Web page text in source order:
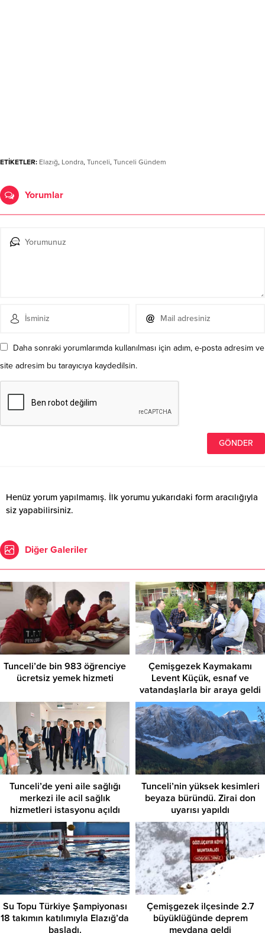
ETİKETLER: Elazığ, Londra, Tunceli, Tunceli Gündem
Yorumlar
Daha sonraki yorumlarımda kullanılması için adım, e-posta adresim ve
site adresim bu tarayıcıya kaydedilsin.
Henüz yorum yapılmamış. İlk yorumu yukarıdaki form aracılığıyla
siz yapabilirsiniz.
Diğer Galeriler
Tunceli’de bin 983 öğrenciye
ücretsiz yemek hizmeti
Çemişgezek Kaymakamı
Levent Küçük, esnaf ve
vatandaşlarla bir araya geldi
Tunceli’de yeni aile sağlığı
merkezi ile acil sağlık
hizmetleri istasyonu açıldı
Tunceli’nin yüksek kesimleri
beyaza büründü. Zirai don
uyarısı yapıldı
Su Topu Türkiye Şampiyonası
18 takımın katılımıyla Elazığ’da
başladı.
Çemişgezek ilçesinde 2.7
büyüklüğünde deprem
meydana geldi